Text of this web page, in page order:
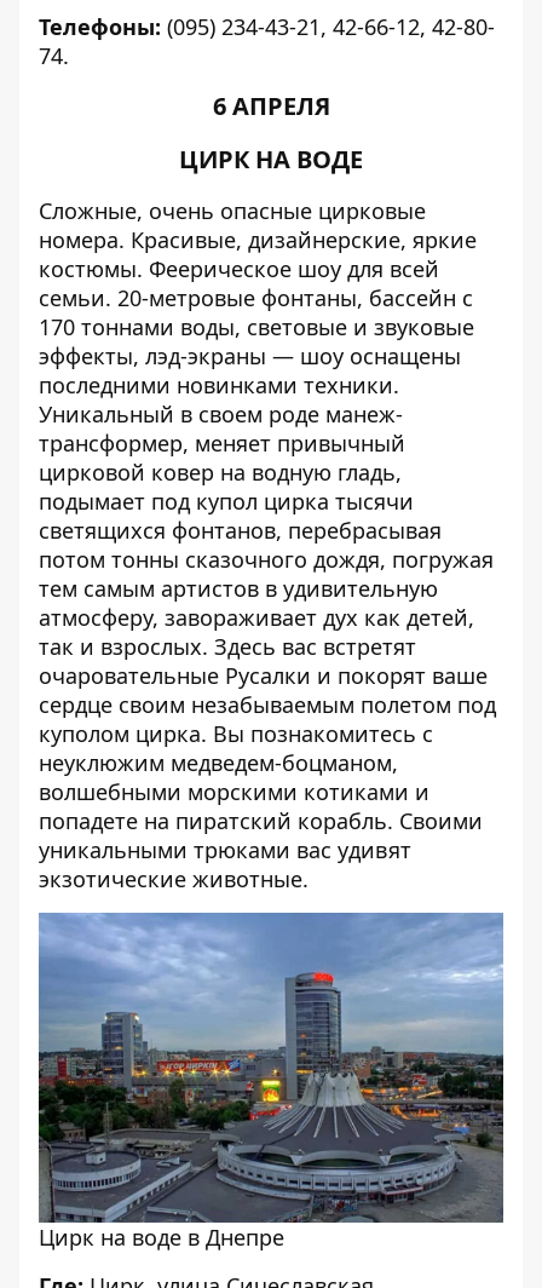
Телефоны: (095) 234-43-21, 42-66-12, 42-80-
74.
6 АПРЕЛЯ
ЦИРК НА ВОДЕ
Сложные, очень опасные цирковые
номера. Красивые, дизайнерские, яркие
костюмы. Феерическое шоу для всей
семьи. 20-метровые фонтаны, бассейн с
170 тоннами воды, световые и звуковые
эффекты, лэд-экраны — шоу оснащены
последними новинками техники.
Уникальный в своем роде манеж-
трансформер, меняет привычный
цирковой ковер на водную гладь,
подымает под купол цирка тысячи
светящихся фонтанов, перебрасывая
потом тонны сказочного дождя, погружая
тем самым артистов в удивительную
атмосферу, завораживает дух как детей,
так и взрослых. Здесь вас встретят
очаровательные Русалки и покорят ваше
сердце своим незабываемым полетом под
куполом цирка. Вы познакомитесь с
неуклюжим медведем-боцманом,
волшебными морскими котиками и
попадете на пиратский корабль. Своими
уникальными трюками вас удивят
экзотические животные.
Цирк на воде в Днепре